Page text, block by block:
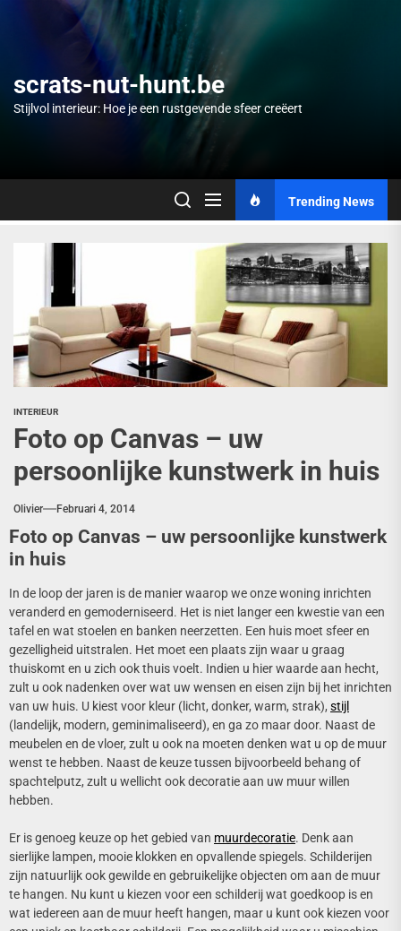
scrats-nut-hunt.be
Stijlvol interieur: Hoe je een rustgevende sfeer creëert
Trending News
INTERIEUR
Foto op Canvas – uw
persoonlijke kunstwerk in huis
Olivier Februari 4, 2014
Foto op Canvas – uw persoonlijke kunstwerk
in huis
In de loop der jaren is de manier waarop we onze woning inrichten
veranderd en gemoderniseerd. Het is niet langer een kwestie van een
tafel en wat stoelen en banken neerzetten. Een huis moet sfeer en
gezelligheid uitstralen. Het moet een plaats zijn waar u graag
thuiskomt en u zich ook thuis voelt. Indien u hier waarde aan hecht,
zult u ook nadenken over wat uw wensen en eisen zijn bij het inrichten
van uw huis. U kiest voor kleur (licht, donker, warm, strak), stijl
(landelijk, modern, geminimaliseerd), en ga zo maar door. Naast de
meubelen en de vloer, zult u ook na moeten denken wat u op de muur
wenst te hebben. Naast de keuze tussen bijvoorbeeld behang of
spachtelputz, zult u wellicht ook decoratie aan uw muur willen
hebben.
Er is genoeg keuze op het gebied van muurdecoratie. Denk aan
sierlijke lampen, mooie klokken en opvallende spiegels. Schilderijen
zijn natuurlijk ook gewilde en gebruikelijke objecten om aan de muur
te hangen. Nu kunt u kiezen voor een schilderij wat goedkoop is en
wat iedereen aan de muur heeft hangen, maar u kunt ook kiezen voor